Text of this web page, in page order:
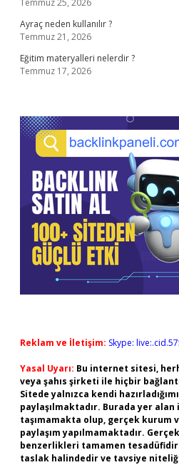
Temmuz 25, 2026
Ayraç neden kullanılır ?
Temmuz 21, 2026
Eğitim materyalleri nelerdir ?
Temmuz 17, 2026
Reklam ve İletişim: Skype:
Yasal Uyarı: Bu internet sitesi,
veya şahıs şirketi ile hiçbir
Sitede yalnızca kendi
paylaşılmaktadır. Burada yer
taşımamakta olup, gerçek kurum
paylaşım yapılmamaktadır.
benzerlikleri tamamen
taslak halindedir ve tavsiye